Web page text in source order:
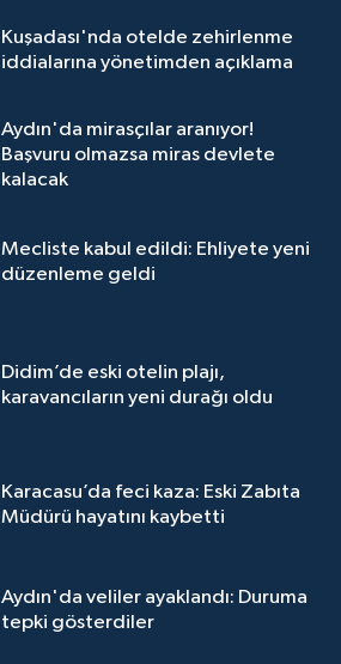
Kuşadası'nda otelde zehirlenme
iddialarına yönetimden açıklama
Aydın'da mirasçılar aranıyor!
Başvuru olmazsa miras devlete
kalacak
Mecliste kabul edildi: Ehliyete yeni
düzenleme geldi
Didim’de eski otelin plajı,
karavancıların yeni durağı oldu
Karacasu’da feci kaza: Eski Zabıta
Müdürü hayatını kaybetti
Aydın'da veliler ayaklandı: Duruma
tepki gösterdiler